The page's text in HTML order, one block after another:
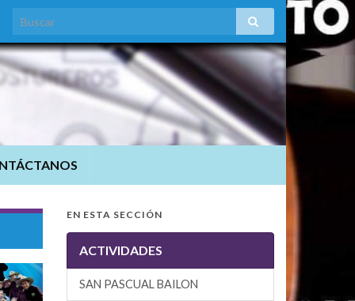
EN ESTA SECCIÓN
ACTIVIDADES
SAN PASCUAL BAILON